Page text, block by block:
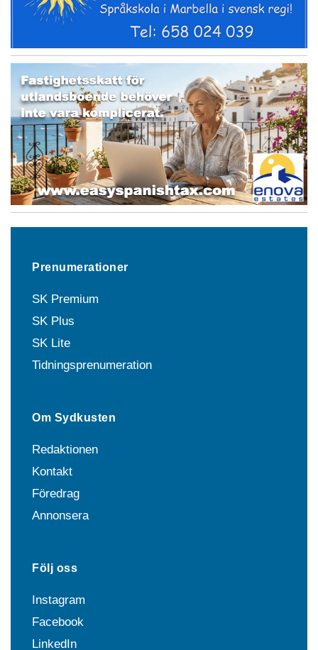
Prenumerationer
SK Premium
SK Plus
SK Lite
Tidningsprenumeration
Om Sydkusten
Redaktionen
Kontakt
Föredrag
Annonsera
Följ oss
Instagram
Facebook
LinkedIn